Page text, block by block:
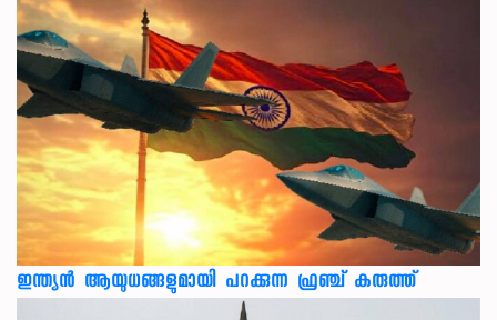
ഇന്ത്യൻ ആയുധങ്ങളുമായി പറക്കുന്ന ഫ്രഞ്ച് കരുത്ത്